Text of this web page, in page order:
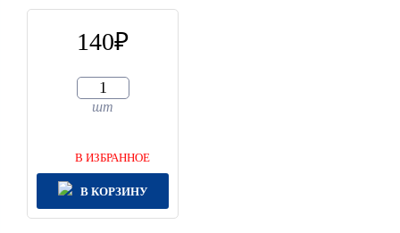
140
шт
В ИЗБРАННОЕ
В КОРЗИНУ